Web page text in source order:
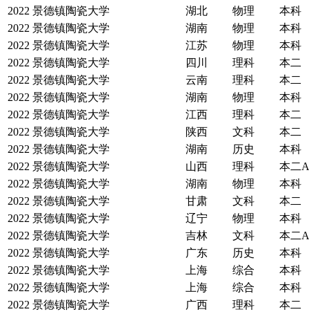
2022 景德镇陶瓷大学 湖北 物理
本科
2022 景德镇陶瓷大学 湖南 物理
本科
2022 景德镇陶瓷大学 江苏 物理
本科
2022 景德镇陶瓷大学 四川 理科
本二
2022 景德镇陶瓷大学 云南 理科
本二
2022 景德镇陶瓷大学 湖南 物理
本科
2022 景德镇陶瓷大学 江西 理科
本二
2022 景德镇陶瓷大学 陕西 文科
本二
2022 景德镇陶瓷大学 湖南 历史
本科
2022 景德镇陶瓷大学 山西 理科
本二A
2022 景德镇陶瓷大学 湖南 物理
本科
2022 景德镇陶瓷大学 甘肃 文科
本二
2022 景德镇陶瓷大学 辽宁 物理
本科
2022 景德镇陶瓷大学 吉林 文科
本二A
2022 景德镇陶瓷大学 广东 历史
本科
2022 景德镇陶瓷大学 上海 综合
本科
2022 景德镇陶瓷大学 上海 综合
本科
2022 景德镇陶瓷大学 广西 理科
本二